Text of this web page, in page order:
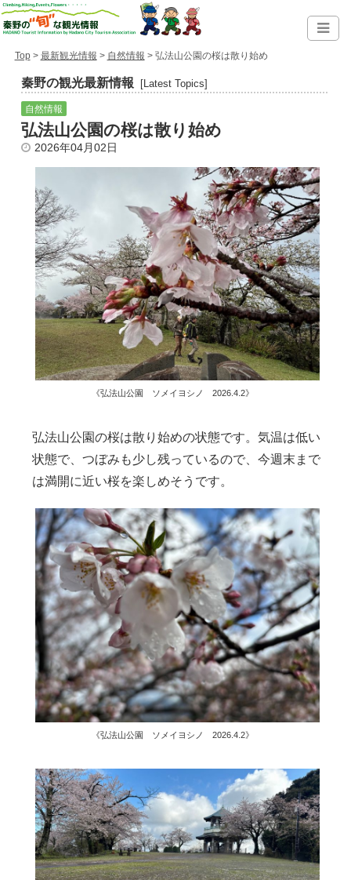
Top> 最新観光情報 > 自然情報 > 弘法山公園の桜は散り始め
秦野の観光最新情報 [Latest Topics]
自然情報
弘法山公園の桜は散り始め
2026年04月02日
《弘法山公園 ソメイヨシノ 2026.4.2》
弘法山公園の桜は散り始めの状態です。気温は低い
状態で、つぼみも少し残っているので、今週末まで
は満開に近い桜を楽しめそうです。
《弘法山公園 ソメイヨシノ 2026.4.2》